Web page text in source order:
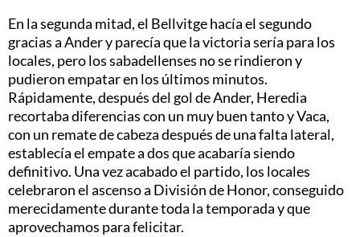
En la segunda mitad, el Bellvitge hacía el segundo
gracias a Ander y parecía que la victoria sería para los
locales, pero los sabadellenses no se rindieron y
pudieron empatar en los últimos minutos.
Rápidamente, después del gol de Ander, Heredia
recortaba diferencias con un muy buen tanto y Vaca,
con un remate de cabeza después de una falta lateral,
establecía el empate a dos que acabaría siendo
definitivo. Una vez acabado el partido, los locales
celebraron el ascenso a División de Honor, conseguido
merecidamente durante toda la temporada y que
aprovechamos para felicitar.